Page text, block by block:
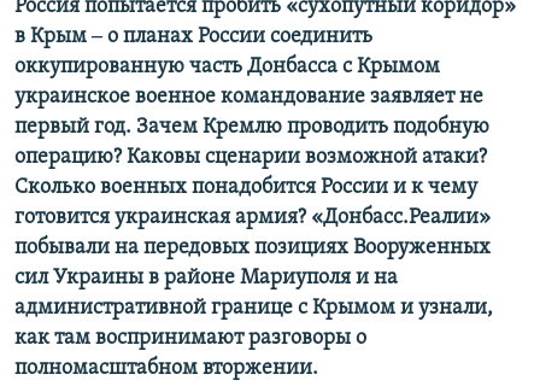
Россия попытается пробить «сухопутный коридор»
в Крым ‒ о планах России соединить
оккупированную часть Донбасса с Крымом
украинское военное командование заявляет не
первый год. Зачем Кремлю проводить подобную
операцию? Каковы сценарии возможной атаки?
Сколько военных понадобится России и к чему
готовится украинская армия? «Донбасс.Реалии»
побывали на передовых позициях Вооруженных
сил Украины в районе Мариуполя и на
административной границе с Крымом и узнали,
как там воспринимают разговоры о
полномасштабном вторжении.